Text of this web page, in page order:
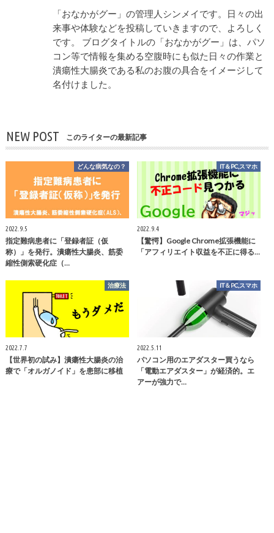
「おなかがグー」の管理人シンメイです。日々の出
来事や体験などを投稿していきますので、よろしく
です。 ブログタイトルの「おなかがグー」は、パソ
コン等で情報を集める空腹時にも似た日々の作業と
潰瘍性大腸炎である私のお腹の具合をイメージして
名付けました。
NEW POST このライターの最新記事
どんな病気なの？
2022.9.5
指定難病患者に「登録者証（仮
称）」を発行。潰瘍性大腸炎、筋委
縮性側索硬化症（…
IT＆PC,スマホ
2022.9.4
【驚愕】Google Chrome拡張機能に
「アフィリエイト収益を不正に得る…
治療法
2022.7.7
【世界初の試み】潰瘍性大腸炎の治
療で「オルガノイド」を患部に移植
IT＆PC,スマホ
2022.5.11
パソコン用のエアダスター買うなら
「電動エアダスター」が経済的。エ
アーが強力で…